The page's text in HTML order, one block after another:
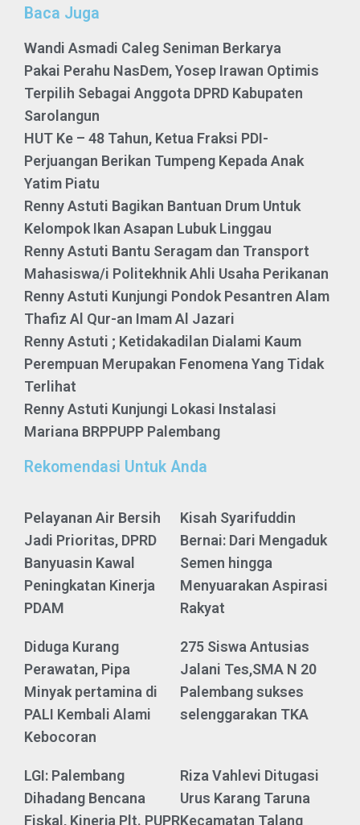
Baca Juga
Wandi Asmadi Caleg Seniman Berkarya
Pakai Perahu NasDem, Yosep Irawan Optimis
Terpilih Sebagai Anggota DPRD Kabupaten
Sarolangun
HUT Ke – 48 Tahun, Ketua Fraksi PDI-
Perjuangan Berikan Tumpeng Kepada Anak
Yatim Piatu
Renny Astuti Bagikan Bantuan Drum Untuk
Kelompok Ikan Asapan Lubuk Linggau
Renny Astuti Bantu Seragam dan Transport
Mahasiswa/i Politekhnik Ahli Usaha Perikanan
Renny Astuti Kunjungi Pondok Pesantren Alam
Thafiz Al Qur-an Imam Al Jazari
Renny Astuti ; Ketidakadilan Dialami Kaum
Perempuan Merupakan Fenomena Yang Tidak
Terlihat
Renny Astuti Kunjungi Lokasi Instalasi
Mariana BRPPUPP Palembang
Rekomendasi Untuk Anda
Pelayanan Air Bersih
Jadi Prioritas, DPRD
Banyuasin Kawal
Peningkatan Kinerja
PDAM
Kisah Syarifuddin
Bernai: Dari Mengaduk
Semen hingga
Menyuarakan Aspirasi
Rakyat
Diduga Kurang
Perawatan, Pipa
Minyak pertamina di
PALI Kembali Alami
Kebocoran
275 Siswa Antusias
Jalani Tes,SMA N 20
Palembang sukses
selenggarakan TKA
LGI: Palembang
Dihadang Bencana
Fiskal, Kinerja Plt. PUPR
Riza Vahlevi Ditugasi
Urus Karang Taruna
Kecamatan Talang